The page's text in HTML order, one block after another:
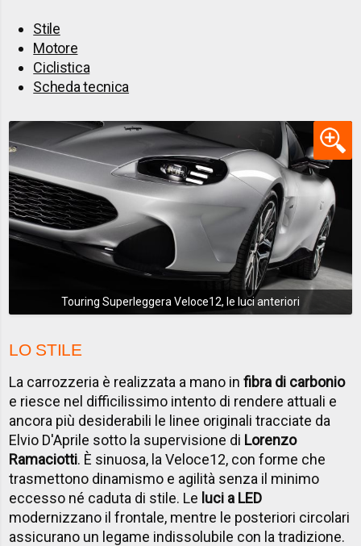
Stile
Motore
Ciclistica
Scheda tecnica
Touring Superleggera Veloce12, le luci anteriori
LO STILE
La carrozzeria è realizzata a mano infibra di carbonio
e riesce nel difficilissimo intento di rendere attuali e
ancora più desiderabili le linee originali tracciate da
Elvio D'Aprile sotto la supervisione di Lorenzo
Ramaciotti. È sinuosa, la Veloce12, con forme che
trasmettono dinamismo e agilità senza il minimo
eccesso né caduta di stile. Le luci a LED
modernizzano il frontale, mentre le posteriori circolari
assicurano un legame indissolubile con la tradizione.